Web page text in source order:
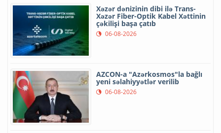
Xəzər dənizinin dibi ilə Trans-
Xəzər Fiber-Optik Kabel Xəttinin
çəkilişi başa çatıb
06-08-2026
AZCON-a "Azərkosmos"la bağlı
yeni səlahiyyətlər verilib
06-08-2026